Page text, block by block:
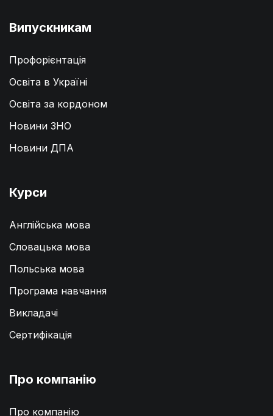
Випускникам
Профорієнтація
Освіта в Україні
Освіта за кордоном
Новини ЗНО
Новини ДПА
Курси
Англійська мова
Словацька мова
Польська мова
Програма навчання
Викладачі
Сертифікація
Про компанію
Про компанію